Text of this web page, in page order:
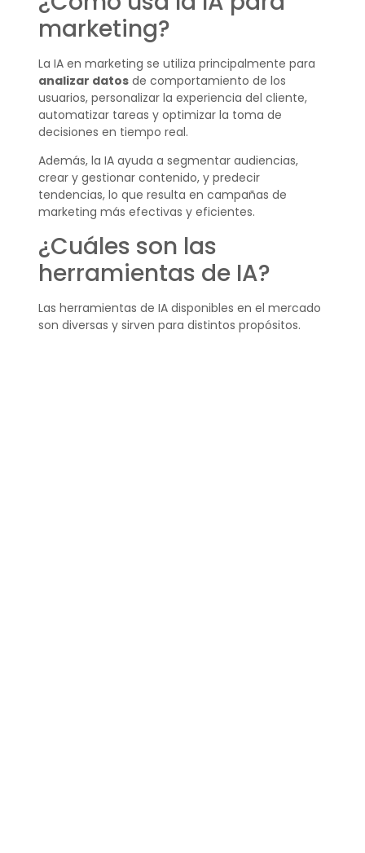
marketing?
La IA en marketing se utiliza principalmente para
analizar datosde comportamiento de los
usuarios, personalizar la experiencia del cliente,
automatizar tareas y optimizar la toma de
decisiones en tiempo real.
Además, la IA ayuda a segmentar audiencias,
crear y gestionar contenido, y predecir
tendencias, lo que resulta en campañas de
marketing más efectivas y eficientes.
¿Cuáles son las
herramientas de IA?
Las herramientas de IA disponibles en el mercado
son diversas y sirven para distintos propósitos.